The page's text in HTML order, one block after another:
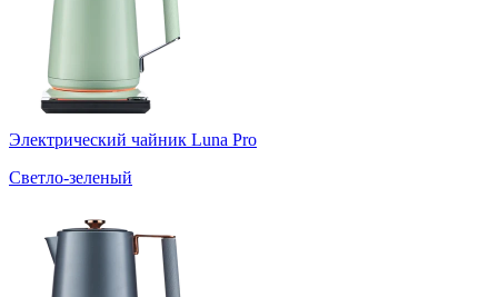
Электрический чайник Luna Pro
Светло-зеленый